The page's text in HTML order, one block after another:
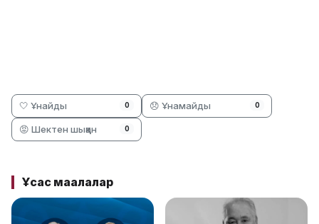
🤍 Ұнайды 0 😞 Ұнамайды 0
😡 Шектен шыққан 0
Ұқсас мақалалар